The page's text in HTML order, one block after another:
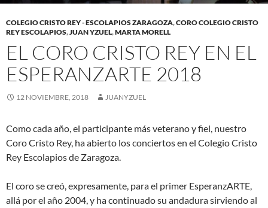
COLEGIO CRISTO REY - ESCOLAPIOS ZARAGOZA,CORO COLEGIO CRISTO
REY ESCOLAPIOS,JUAN YZUEL,MARTA MORELL
EL CORO CRISTO REY EN EL
ESPERANZARTE 2018
12 NOVIEMBRE, 2018 JUANYZUEL
Como cada año, el participante más veterano y fiel, nuestro
Coro Cristo Rey, ha abierto los conciertos en el Colegio Cristo
Rey Escolapios de Zaragoza.
El coro se creó, expresamente, para el primer EsperanzARTE,
allá por el año 2004, y ha continuado su andadura sirviendo al